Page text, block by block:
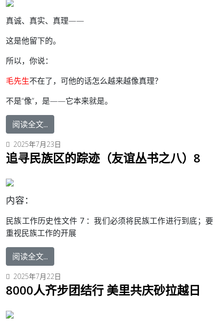
真诚、真实、真理——
这是他留下的。
所以，你说：
毛先生不在了，可他的话怎么越来越像真理？
不是“像”，是——它本来就是。
阅读全文...
2025年7月23日
追寻民族区的踪迹（友谊丛书之八）8
内容：
民族工作历史性文件 7 ：我们必须将民族工作进行到底；要
重视民族工作的开展
阅读全文...
2025年7月22日
8000人齐步团结行 美里共庆砂拉越日